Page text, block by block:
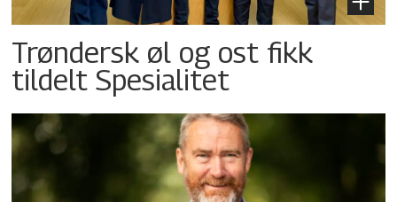
Trøndersk øl og ost fikk
tildelt Spesialitet